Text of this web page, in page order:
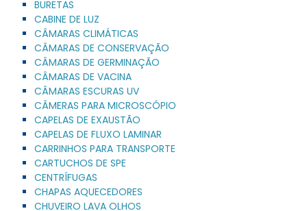
BURETAS
CABINE DE LUZ
CÂMARAS CLIMÁTICAS
CÂMARAS DE CONSERVAÇÃO
CÂMARAS DE GERMINAÇÃO
CÂMARAS DE VACINA
CÂMARAS ESCURAS UV
CÂMERAS PARA MICROSCÓPIO
CAPELAS DE EXAUSTÃO
CAPELAS DE FLUXO LAMINAR
CARRINHOS PARA TRANSPORTE
CARTUCHOS DE SPE
CENTRÍFUGAS
CHAPAS AQUECEDORES
CHUVEIRO LAVA OLHOS